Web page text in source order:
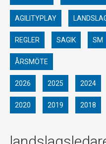
AGILITYPLAY
REGLER SAGIK SM
ÅRSMÖTE
2026 2025 2024
2020 2019 2018